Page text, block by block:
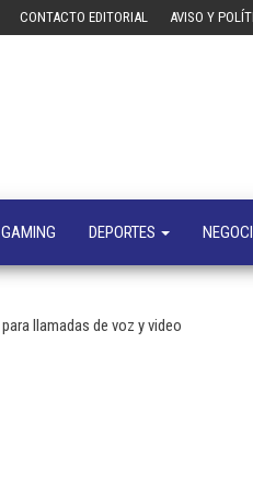
CONTACTO EDITORIAL AVISO Y
GAMING DEPORTES
llamadas de voz y video